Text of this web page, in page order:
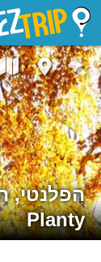
הפלנטי,
Planty